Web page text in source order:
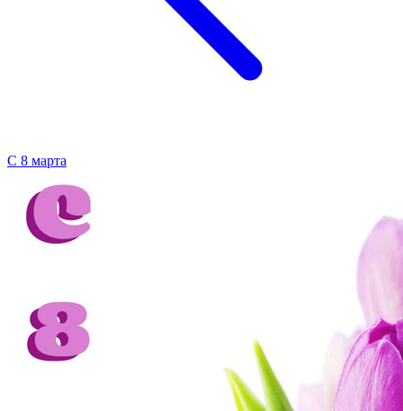
С 8 марта